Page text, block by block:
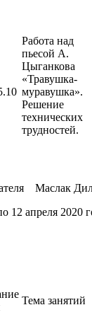
Работа над
пьесой А.
Цыганкова
«Травушка-
муравушка».
Решение
технических
трудностей.
Маслак
12 апреля 2020
Тема занятий